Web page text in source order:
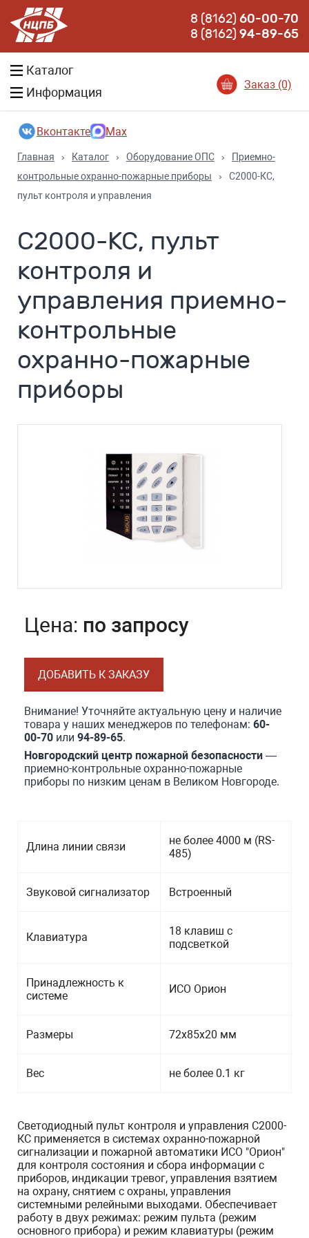
8 (8162)60-00-70
8 (8162)94-89-65
Каталог
Информация
Заказ (0)
Вконтакте Max
Главная › Каталог › Оборудование ОПС ›
Приемно-
контрольные охранно-пожарные приборы
›
С2000-КС,
пульт контроля и управления
С2000-КС, пульт
контроля и
управления приемно-
контрольные
охранно-пожарные
приборы
Цена: по запросу
ДОБАВИТЬ К ЗАКАЗУ
Внимание! Уточняйте актуальную цену и наличие
товара у наших менеджеров по телефонам: 60-
00-70 или 94-89-65.
Новгородский центр пожарной безопасности —
приемно-контрольные охранно-пожарные
приборы по низким ценам в Великом Новгороде.
Длина линии связи
не более 4000 м (RS-
485)
Звуковой сигнализатор Встроенный
Клавиатура
18 клавиш с
подсветкой
Принадлежность к
системе
ИСО Орион
Размеры 72х85х20 мм
Вес не более 0.1 кг
Светодиодный пульт контроля и управления С2000-
КС применяется в системах охранно-пожарной
сигнализации и пожарной автоматики ИСО "Орион"
для контроля состояния и сбора информации с
приборов, индикации тревог, управления взятием
на охрану, снятием с охраны, управления
системными релейными выходами. Обеспечивает
работу в двух режимах: режим пульта (режим
основного прибора) и режим клавиатуры (режим